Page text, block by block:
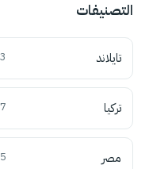
التصنيفات
تايلاند
تركيا
مصر